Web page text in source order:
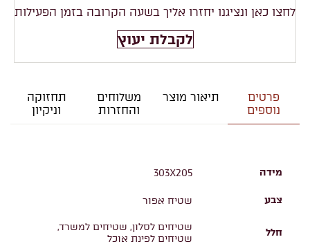
לחצו כאן ונציגנו יחזרו אליך בשעה הקרובה בזמן הפעילות
לקבלת יעוץ
פרטים
נוספים
תיאור מוצר
משלוחים
והחזרות
תחזוקה
וניקיון
מידה 303X205
צבע שטיח אפור
חלל
שטיחים לסלון, שטיחים למשרד,
שטיחים לפינת אוכל